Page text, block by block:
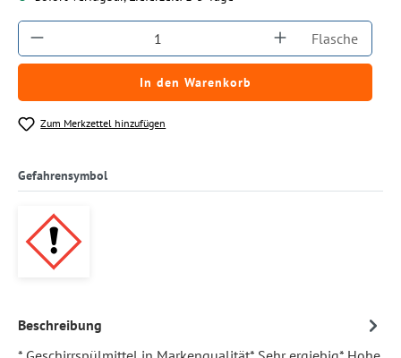
Produkt Anzahl: Gib den gewünschten
Flasche
In den Warenkorb
Zum Merkzettel hinzufügen
Gefahrensymbol
Beschreibung